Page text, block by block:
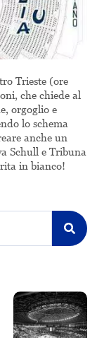
Trieste (ore
che chiede al
orgoglio e
lo schema
anche un
Schull e Tribuna
in bianco!